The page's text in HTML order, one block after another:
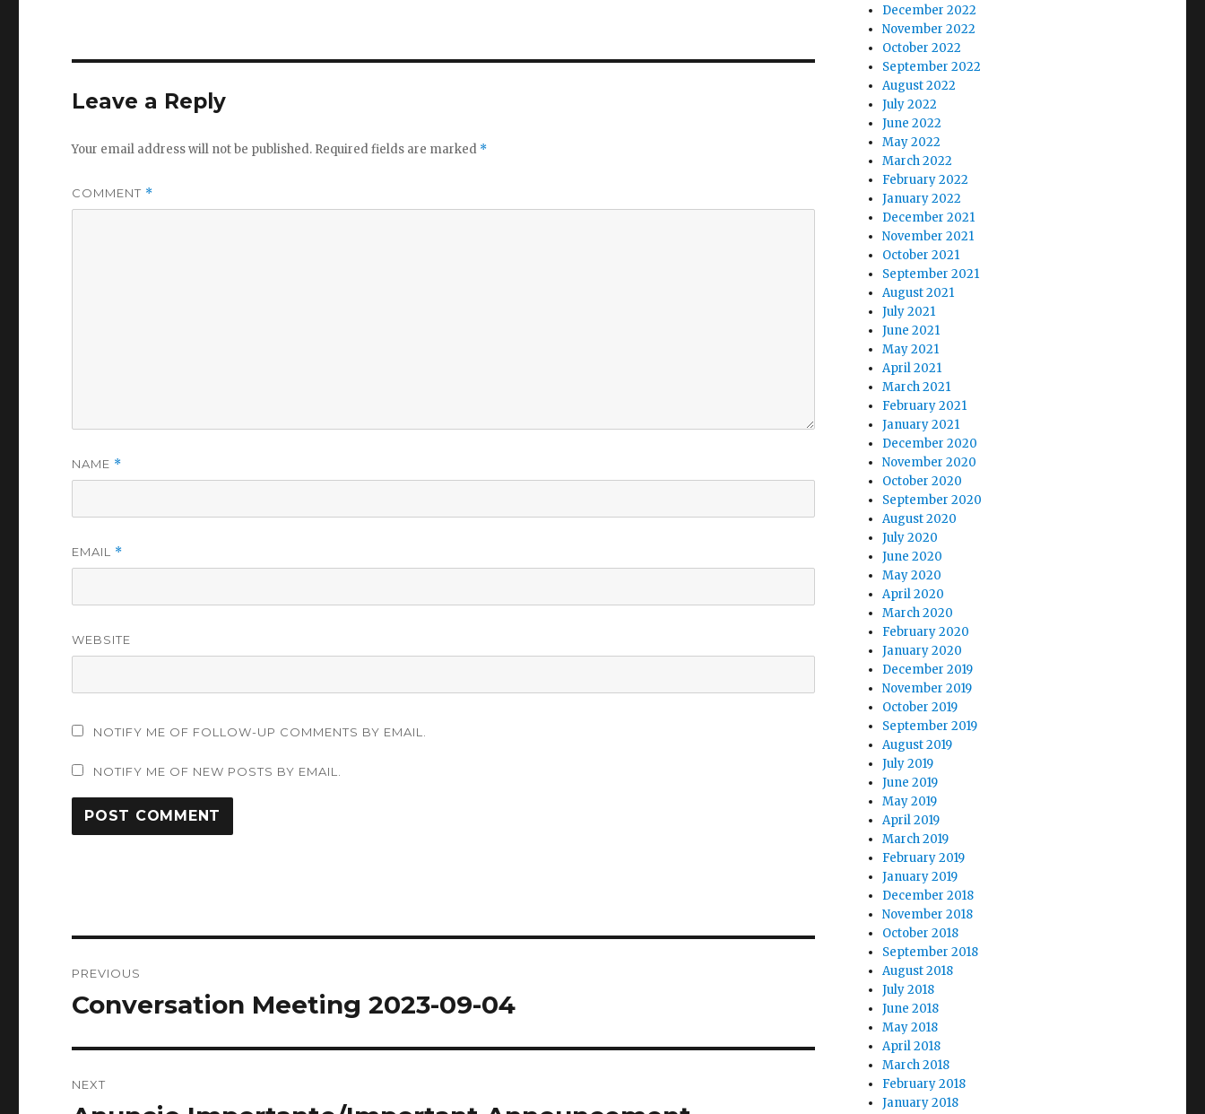
Leave a Reply
Your email address will not be published. Required fields are marked *
COMMENT *
NAME *
EMAIL *
WEBSITE
NOTIFY ME OF FOLLOW-UP COMMENTS BY EMAIL.
NOTIFY ME OF NEW POSTS BY EMAIL.
navigation
PREVIOUS
Previous
Conversation Meeting 2023-09-04
NEXT
December 2022
November 2022
October 2022
September 2022
August 2022
July 2022
June 2022
May 2022
March 2022
February 2022
January 2022
December 2021
November 2021
October 2021
September 2021
August 2021
July 2021
June 2021
May 2021
April 2021
March 2021
February 2021
January 2021
December 2020
November 2020
October 2020
September 2020
August 2020
July 2020
June 2020
May 2020
April 2020
March 2020
February 2020
January 2020
December 2019
November 2019
October 2019
September 2019
August 2019
July 2019
June 2019
May 2019
April 2019
March 2019
February 2019
January 2019
December 2018
November 2018
October 2018
September 2018
August 2018
July 2018
June 2018
May 2018
April 2018
March 2018
February 2018
January 2018